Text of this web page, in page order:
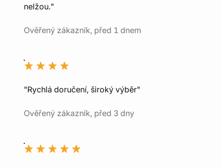
nelžou."
Ověřený zákazník, před 1 dnem
"Rychlá doručení, široký výběr"
Ověřený zákazník, před 3 dny